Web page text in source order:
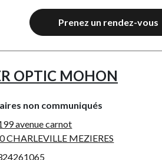
Prenez un rendez-vous
OPTIC MOHON
non communiqués
avenue carnot
CHARLEVILLE MEZIERES